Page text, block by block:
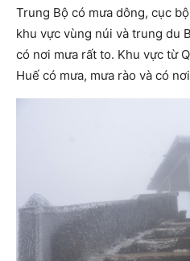
Trung Bộ có mưa dông, cục
khu vực vùng núi và trung du
có nơi mưa rất to. Khu vực từ
Huế có mưa, mưa rào và có